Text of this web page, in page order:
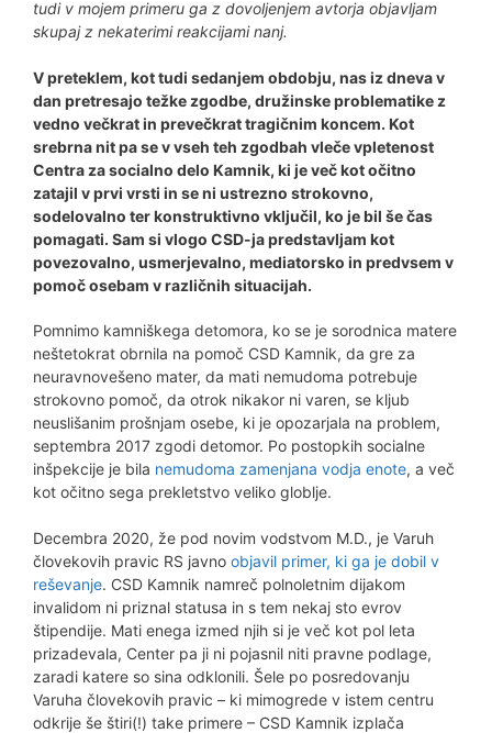
tudi v mojem primeru ga z dovoljenjem avtorja objavljam
skupaj z nekaterimi reakcijami nanj.
V preteklem, kot tudi sedanjem obdobju, nas iz dneva v
dan pretresajo težke zgodbe, družinske problematike z
vedno večkrat in prevečkrat tragičnim koncem. Kot
srebrna nit pa se v vseh teh zgodbah vleče vpletenost
Centra za socialno delo Kamnik, ki je več kot očitno
zatajil v prvi vrsti in se ni ustrezno strokovno,
sodelovalno ter konstruktivno vključil, ko je bil še čas
pomagati. Sam si vlogo CSD-ja predstavljam kot
povezovalno, usmerjevalno, mediatorsko in predvsem v
pomoč osebam v različnih situacijah.
Pomnimo kamniškega detomora, ko se je sorodnica matere
neštetokrat obrnila na pomoč CSD Kamnik, da gre za
neuravnovešeno mater, da mati nemudoma potrebuje
strokovno pomoč, da otrok nikakor ni varen, se kljub
neuslišanim prošnjam osebe, ki je opozarjala na problem,
septembra 2017 zgodi detomor. Po postopkih socialne
inšpekcije je bila nemudoma zamenjana vodja enote, a več
kot očitno sega prekletstvo veliko globlje.
Decembra 2020, že pod novim vodstvom M.D., je Varuh
človekovih pravic RS javno objavil primer, ki ga je dobil v
reševanje. CSD Kamnik namreč polnoletnim dijakom
invalidom ni priznal statusa in s tem nekaj sto evrov
štipendije. Mati enega izmed njih si je več kot pol leta
prizadevala, Center pa ji ni pojasnil niti pravne podlage,
zaradi katere so sina odklonili. Šele po posredovanju
Varuha človekovih pravic – ki mimogrede v istem centru
odkrije še štiri(!) take primere – CSD Kamnik izplača